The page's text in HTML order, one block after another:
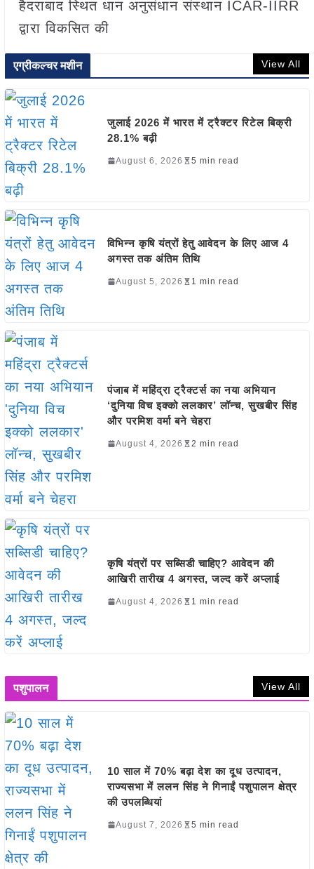
हैदराबाद स्थित धान अनुसंधान संस्थान ICAR-IIRR
द्वारा विकसित की
एग्रीकल्चर मशीन View All
जुलाई 2026 में भारत में ट्रैक्टर रिटेल बिक्री
28.1% बढ़ी
August 6, 2026 5 min read
विभिन्न कृषि यंत्रों हेतु आवेदन के लिए आज 4
अगस्त तक अंतिम तिथि
August 5, 2026 1 min read
पंजाब में महिंद्रा ट्रैक्टर्स का नया अभियान
‘दुनिया विच इक्को ललकार’ लॉन्च, सुखबीर सिंह
और परमिश वर्मा बने चेहरा
August 4, 2026 2 min read
कृषि यंत्रों पर सब्सिडी चाहिए? आवेदन की
आखिरी तारीख 4 अगस्त, जल्द करें अप्लाई
August 4, 2026 1 min read
पशुपालन View All
10 साल में 70% बढ़ा देश का दूध उत्पादन,
राज्यसभा में ललन सिंह ने गिनाईं पशुपालन क्षेत्र
की उपलब्धियां
August 7, 2026 5 min read